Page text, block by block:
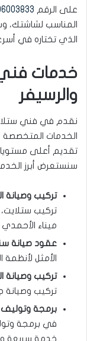
على الرقم
المناسب لشاشتك،
الذي تختاره في
خدمات فني
والرسيفر
نقدم في فني
الخدمات
تقديم أعلى
سنستعرض أبرز
تركيب وصيانة
تركيب
ميناء الأحمدي
عقود صيانة
الأمثل
تركيب وصيانة
تركيب وصيانة
برمجة وتوليف
في برمجة
خدمة سريعة